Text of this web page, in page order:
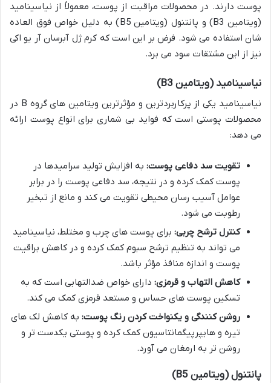
پوست دارند. در محصولات مراقبت از پوست، معمولاً از نیاسینامید
(ویتامین B3) و پانتنول (ویتامین B5) به دلیل خواص فوق العاده
شان استفاده می شود. فرض بر این است که کرم ژل آبرسان آر یو اکی
نیز از این مشتقات سود می برد.
نیاسینامید (ویتامین B3)
نیاسینامید یکی از پرکاربردترین و مؤثرترین ویتامین های گروه B در
محصولات پوستی است که فواید بی شماری برای انواع پوست ارائه
می دهد:
تقویت سد دفاعی پوست: به افزایش تولید سرامیدها در
پوست کمک کرده و در نتیجه، سد دفاعی پوست را در برابر
عوامل آسیب رسان محیطی تقویت می کند و مانع از تبخیر
رطوبت می شود.
کنترل ترشح چربی: برای پوست های چرب و مختلط، نیاسینامید
می تواند به تنظیم ترشح سبوم کمک کرده و در کاهش براقیت
پوست و اندازه منافذ مؤثر باشد.
کاهش التهاب و قرمزی: دارای خواص ضدالتهابی است که به
تسکین پوست های حساس و مستعد قرمزی کمک می کند.
روشن کنندگی و یکنواخت کردن رنگ پوست: به کاهش لک های
تیره و هایپرپیگمانتاسیون کمک کرده و پوستی یکدست تر و
روشن تر به ارمغان می آورد.
پانتنول (ویتامین B5)